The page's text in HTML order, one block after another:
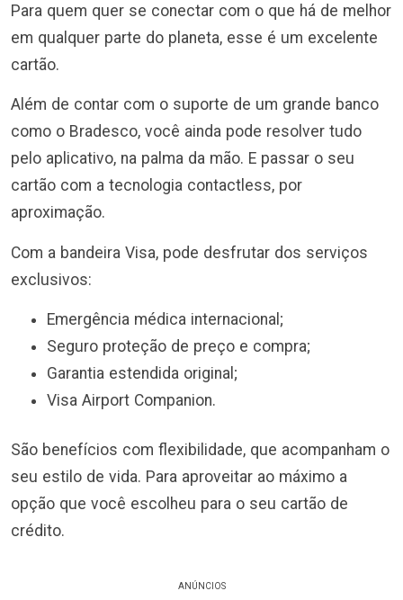
Para quem quer se conectar com o que há de melhor
em qualquer parte do planeta, esse é um excelente
cartão.
Além de contar com o suporte de um grande banco
como o Bradesco, você ainda pode resolver tudo
pelo aplicativo, na palma da mão. E passar o seu
cartão com a tecnologia contactless, por
aproximação.
Com a bandeira Visa, pode desfrutar dos serviços
exclusivos:
Emergência médica internacional;
Seguro proteção de preço e compra;
Garantia estendida original;
Visa Airport Companion.
São benefícios com flexibilidade, que acompanham o
seu estilo de vida. Para aproveitar ao máximo a
opção que você escolheu para o seu cartão de
crédito.
ANÚNCIOS